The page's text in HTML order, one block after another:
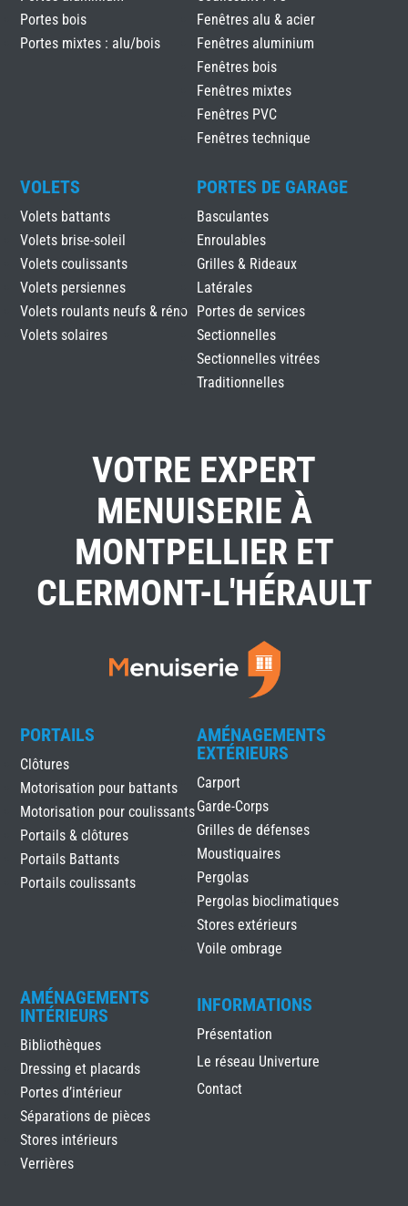
Portes bois
Portes mixtes : alu/bois
Fenêtres alu & acier
Fenêtres aluminium
Fenêtres bois
Fenêtres mixtes
Fenêtres PVC
Fenêtres technique
VOLETS
Volets battants
Volets brise-soleil
Volets coulissants
Volets persiennes
Volets roulants neufs & réno
Volets solaires
PORTES DE GARAGE
Basculantes
Enroulables
Grilles & Rideaux
Latérales
Portes de services
Sectionnelles
Sectionnelles vitrées
Traditionnelles
VOTRE EXPERT
MENUISERIE À
MONTPELLIER ET
CLERMONT-L'HÉRAULT
PORTAILS
Clôtures
Motorisation pour battants
Motorisation pour coulissants
Portails & clôtures
Portails Battants
Portails coulissants
AMÉNAGEMENTS
EXTÉRIEURS
Carport
Garde-Corps
Grilles de défenses
Moustiquaires
Pergolas
Pergolas bioclimatiques
Stores extérieurs
Voile ombrage
AMÉNAGEMENTS
INTÉRIEURS
Bibliothèques
Dressing et placards
Portes d’intérieur
Séparations de pièces
Stores intérieurs
Verrières
INFORMATIONS
Présentation
Le réseau Univerture
Contact